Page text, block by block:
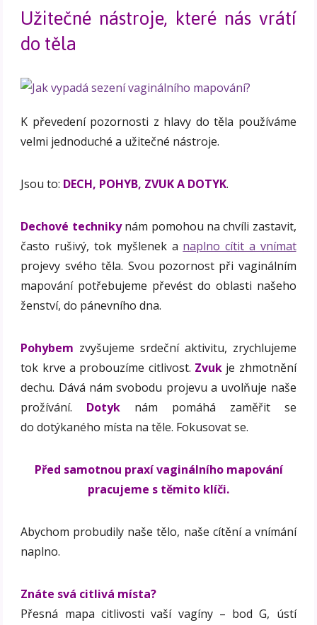
Užitečné nástroje, které nás vrátí
do těla
K převedení pozornosti z hlavy do těla používáme
velmi jednoduché a užitečné nástroje.
Jsou to: DECH, POHYB, ZVUK A DOTYK.
Dechové technikynám pomohou na chvíli zastavit,
často rušivý, tok myšlenek a naplno cítit a vnímat
projevy svého těla. Svou pozornost při vaginálním
mapování potřebujeme převést do oblasti našeho
ženství, do pánevního dna.
Pohybem zvyšujeme srdeční aktivitu, zrychlujeme
tok krve a probouzíme citlivost. Zvukje zhmotnění
dechu. Dává nám svobodu projevu a uvolňuje naše
prožívání. Dotyk nám pomáhá zaměřit se
do dotýkaného místa na těle. Fokusovat se.
Před samotnou praxí vaginálního mapování
pracujeme s těmito klíči.
Abychom probudily naše tělo, naše cítění a vnímání
naplno.
Znáte svá citlivá místa?
Přesná mapa citlivosti vaší vagíny – bod G, ústí